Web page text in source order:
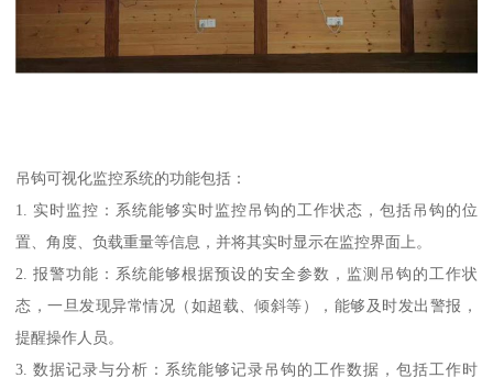
吊钩可视化监控系统的功能包括：
1. 实时监控：系统能够实时监控吊钩的工作状态，包括吊钩的位
置、角度、负载重量等信息，并将其实时显示在监控界面上。
2. 报警功能：系统能够根据预设的安全参数，监测吊钩的工作状
态，一旦发现异常情况（如超载、倾斜等），能够及时发出警报，
提醒操作人员。
3. 数据记录与分析：系统能够记录吊钩的工作数据，包括工作时